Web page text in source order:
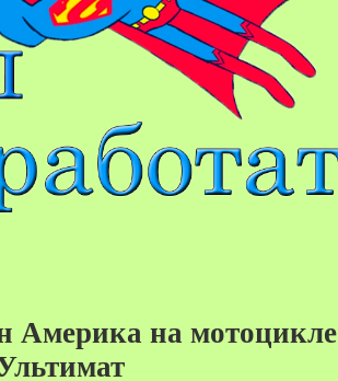
25%
Америка на мотоцикле